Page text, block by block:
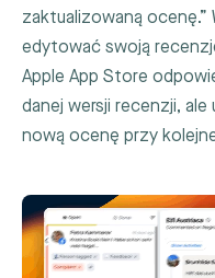
zaktualizowaną
edytować swoją
Apple App Store
danej wersji recenzji,
nową ocenę przy